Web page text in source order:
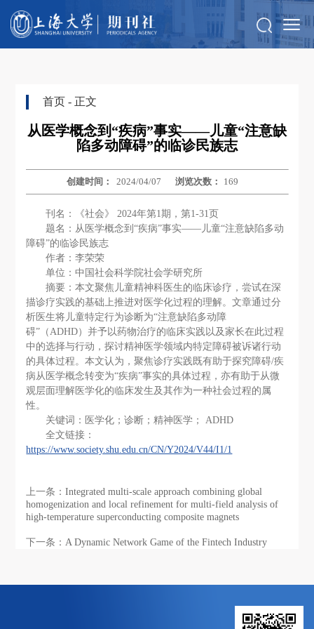
首页 - 正文
从医学概念到“疾病”事实——儿童“注意缺
陷多动障碍”的临诊民族志
创建时间：2024/04/07 浏览次数： 169
刊名：《社会》 2024年第1期，第1-31页
题名：从医学概念到“疾病”事实——儿童“注意缺陷多动
障碍”的临诊民族志
作者：李荣荣
单位：中国社会科学院社会学研究所
摘要：本文聚焦儿童精神科医生的临床诊疗，尝试在深
描诊疗实践的基础上推进对医学化过程的理解。文章通过分
析医生将儿童特定行为诊断为“注意缺陷多动障
碍”（ADHD）并予以药物治疗的临床实践以及家长在此过程
中的选择与行动，探讨精神医学领域内特定障碍被诉诸行动
的具体过程。本文认为，聚焦诊疗实践既有助于探究障碍/疾
病从医学概念转变为“疾病”事实的具体过程，亦有助于从微
观层面理解医学化的临床发生及其作为一种社会过程的属
性。
关键词：医学化；诊断；精神医学； ADHD
全文链接：
https://www.society.shu.edu.cn/CN/Y2024/V44/I1/1
上一条：Integrated multi-scale approach combining global
homogenization and local refinement for multi-field analysis of
high-temperature superconducting composite magnets
下一条：A Dynamic Network Game of the Fintech Industry